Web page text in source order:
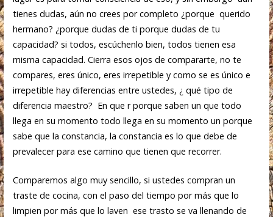
tienes dudas, aún no crees por completo ¿porque querido
hermano? ¿porque dudas de ti porque dudas de tu
capacidad? si todos, escúchenlo bien, todos tienen esa
misma capacidad. Cierra esos ojos de compararte, no te
compares, eres único, eres irrepetible y como se es único e
irrepetible hay diferencias entre ustedes, ¿ qué tipo de
diferencia maestro? En que r porque saben un que todo
llega en su momento todo llega en su momento un porque
sabe que la constancia, la constancia es lo que debe de
prevalecer para ese camino que tienen que recorrer.
Comparemos algo muy sencillo, si ustedes compran un
traste de cocina, con el paso del tiempo por más que lo
limpien por más que lo laven ese trasto se va llenando de